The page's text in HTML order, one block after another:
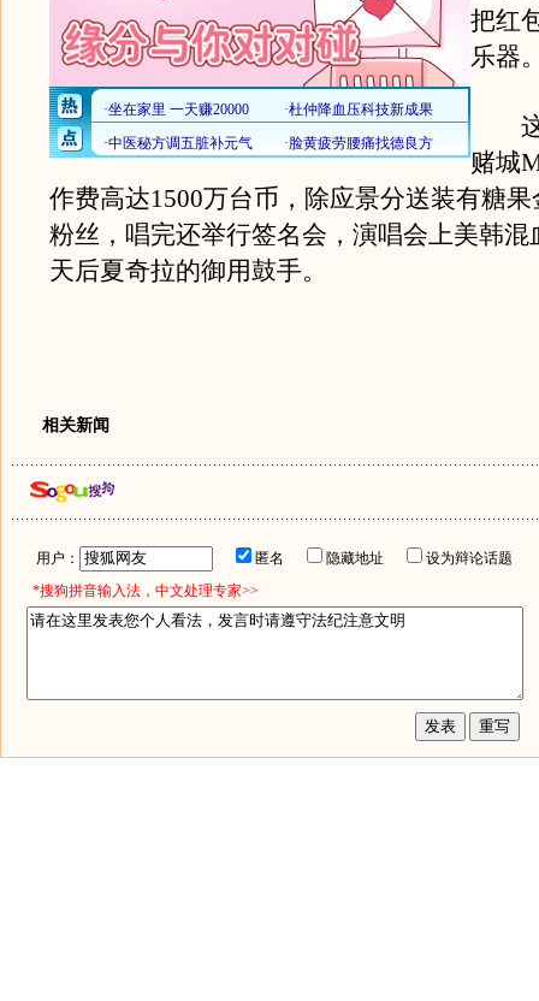
把红
乐器
这
赌城
作费高达1500万台币，除应景分送装有糖
粉丝，唱完还举行签名会，演唱会上美韩混
天后夏奇拉的御用鼓手。
相关新闻
用户： 匿名 隐藏地址
设为辩论话题
*搜狗拼音输入法，中文处理专家>>